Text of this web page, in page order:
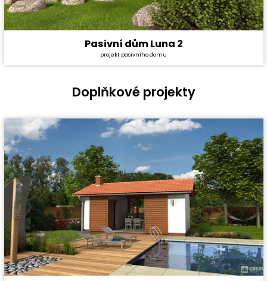
Cena stavby svépomocí:
Dispozice:
4+1
Pasivní dům Luna 2
projekt pasivního domu
Doplňkové projekty